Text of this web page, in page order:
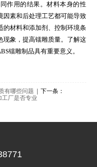
作用的结果。材料本身的性
因素和后处理工艺都可能导致
的材料和添加剂、控制环境条
现象，提高镭雕质量。了解这
镭雕制品具有重要意义。
有哪些问题 | 下一条：
厂是否专业